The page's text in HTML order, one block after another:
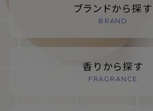
ブランドから探す
BRAND
香りから探す
FRAGRANCE